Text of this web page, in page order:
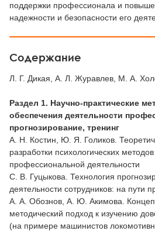
поддержки профессионала и
надежности и безопасности его
Содержание
Л. Г. Дикая, А. Л. Журавлев, М. А.
Раздел 1. Научно-практические
обеспечения деятельности
прогнозирование, тренинг
А. Н. Костин, Ю. Я. Голиков.
разработки психологических
профессиональной деятельности
С. В. Гуцыкова. Технология
деятельности сотрудников: на пути
А. А. Обознов, А. Ю. Акимова.
методический подход к изучению
(на примере машинистов